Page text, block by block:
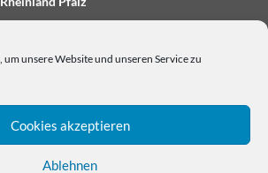
unsere Website und unseren Service zu
Cookies akzeptieren
Ablehnen
Holstein